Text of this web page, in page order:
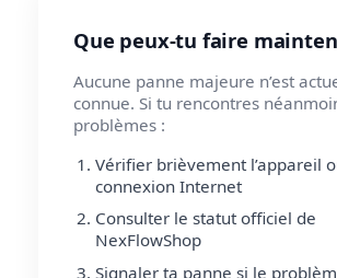
Que peux-tu faire
Aucune panne majeure n’est
connue. Si tu rencontres
problèmes :
Vérifier brièvement l’appareil
connexion Internet
Consulter le statut officiel de
NexFlowShop
Signaler ta panne si le